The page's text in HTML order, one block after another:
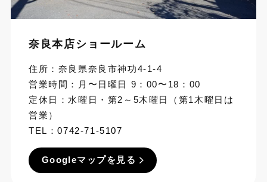
奈良本店ショールーム
住所：奈良県奈良市神功4-1-4
営業時間：月〜日曜日 9：00〜18：00
定休日：水曜日・第2～5木曜日（第1木曜日は
営業）
TEL：0742-71-5107
Googleマップを見る